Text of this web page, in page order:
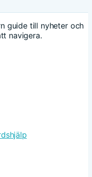
guide till nyheter och
navigera.